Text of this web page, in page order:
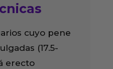
cuyo pene
(17.5-
erecto